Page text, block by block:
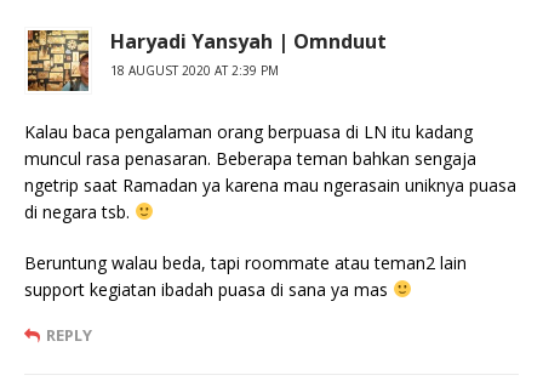
Haryadi Yansyah | Omnduut
18 AUGUST 2020 AT 2:39 PM
Kalau baca pengalaman orang berpuasa di LN itu kadang
muncul rasa penasaran. Beberapa teman bahkan sengaja
ngetrip saat Ramadan ya karena mau ngerasain uniknya puasa
di negara tsb.
Beruntung walau beda, tapi roommate atau teman2 lain
support kegiatan ibadah puasa di sana ya mas
REPLY